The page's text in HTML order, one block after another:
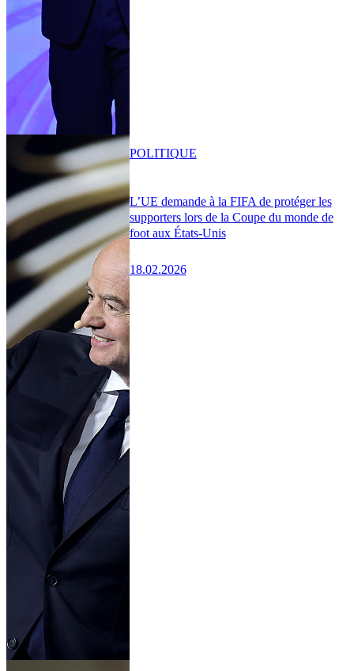
L’UE demande à la FIFA de protéger les
supporters lors de la Coupe du monde de
foot aux États-Unis
18.02.2026
POLITIQUE